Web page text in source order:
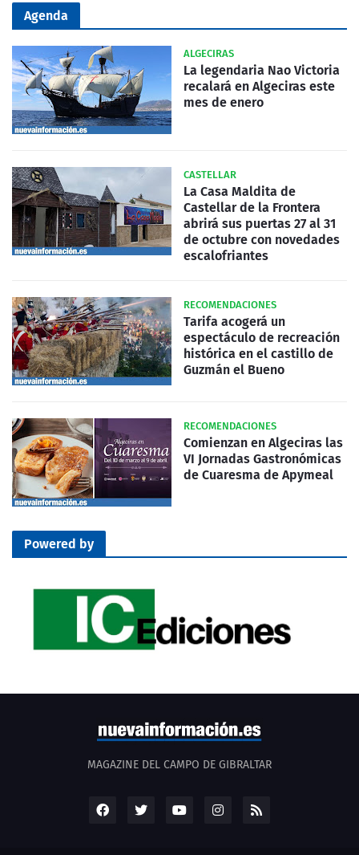
Agenda
ALGECIRAS
La legendaria Nao Victoria
recalará en Algeciras este
mes de enero
CASTELLAR
La Casa Maldita de
Castellar de la Frontera
abrirá sus puertas 27 al 31
de octubre con novedades
escalofriantes
RECOMENDACIONES
Tarifa acogerá un
espectáculo de recreación
histórica en el castillo de
Guzmán el Bueno
RECOMENDACIONES
Comienzan en Algeciras las
VI Jornadas Gastronómicas
de Cuaresma de Apymeal
Powered by
MAGAZINE DEL CAMPO DE GIBRALTAR